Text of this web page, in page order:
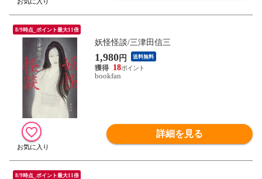
8/9時点_ポイント最大11倍
妖怪怪談/三津田信三
1,980円 送料無料
18
bookfan
詳細を見る
8/9時点_ポイント最大11倍